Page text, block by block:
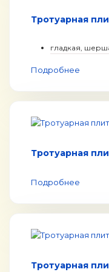
Тротуарная
гладкая,
Подробнее
Тротуарная
Подробнее
Тротуарная